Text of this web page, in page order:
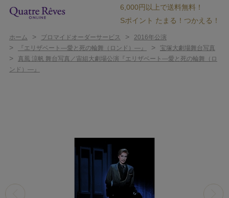
6,000円以上で送料無料！
Sポイント たまる！つかえる！
ホーム > ブロマイドオーダーサービス > 2016年公演
> 『エリザベート―愛と死の輪舞（ロンド）―』 > 宝塚大劇場舞台写真
>
真風 涼帆 舞台写真／宙組大劇場公演『エリザベート―愛と死の輪舞（ロ
ンド）―』